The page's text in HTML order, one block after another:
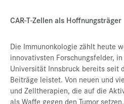
CAR-T-Zellen als Hoffnungsträger
Die Immunonkologie zählt heute
innovativsten Forschungsfelder,
Universität Innsbruck bereits seit
Beiträge leistet. Von neuen und
und Zelltherapien, die auf die
als Waffe gegen den Tumor